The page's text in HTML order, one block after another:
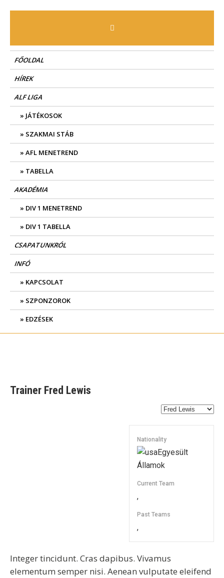
FŐOLDAL
HÍREK
ALF LIGA
JÁTÉKOSOK
SZAKMAI STÁB
AFL MENETREND
TABELLA
AKADÉMIA
DIV 1 MENETREND
DIV 1 TABELLA
CSAPATUNKRÓL
INFÓ
KAPCSOLAT
SZPONZOROK
EDZÉSEK
Trainer Fred Lewis
Nationality
Egyesült
Államok
Current Team
,
Past Teams
,
Integer tincidunt. Cras dapibus. Vivamus
elementum semper nisi. Aenean vulputate eleifend